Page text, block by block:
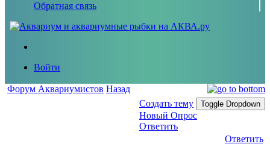
Обратная связь
Войти
Форум Аквариумистов Назад
Создать тему
Toggle Dropdown
Новый Опрос
Ответить
Ответить